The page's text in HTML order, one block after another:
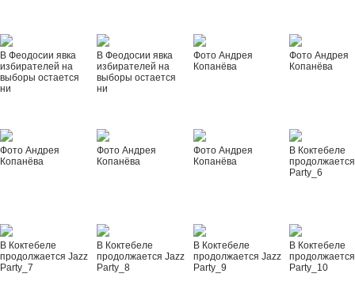
В Феодосии явка
избирателей на
выборы остается
ни
В Феодосии явка
избирателей на
выборы остается
ни
Фото Андрея
Копанёва
Фото Андрея
Копанёва
Фото Андрея
Копанёва
Фото Андрея
Копанёва
Фото Андрея
Копанёва
В Коктебеле
Party_6
В Коктебеле
продолжается Jazz
Party_7
В Коктебеле
продолжается Jazz
Party_8
В Коктебеле
продолжается Jazz
Party_9
В Коктебеле
Party_10